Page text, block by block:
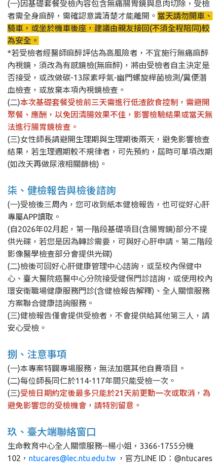
(一)因基礎套餐受檢內容包含無痛腸胃鏡與息肉切除，受檢
者需全身麻醉，需確認意識清楚才能離開。 當天請勿開車、
騎車，或坐於機車後座，建議由親友接回(不須全程陪同)較
為安全。
*若受檢者經醫師麻醉評估為高風險者，不宜施行無痛麻醉
內視鏡，須改為有感鏡檢(無麻醉)，將由受檢者自主決定是
否接受，或改做碳-13尿素呼氣-幽門螺旋桿菌檢測/糞便潛
血檢查，或放棄本項內視鏡檢查。
(二)本次基礎套餐受檢前三天需進行低渣飲食控制，需避開
聚餐、應酬，以免因清腸效果不佳，影響檢驗結果或當天無
法進行腸胃鏡檢查。
(三)女性師長請避開生理期與生理期後兩天，避免影響檢查
結果，若生理週期較不規律者，可先預約，屆時可單項改期
(如改天再做尿液相關篩檢)。
柒、健檢報告與檢後諮詢
(一)受檢後三周內，您可收到紙本健檢報告，也可從好心肝
專屬APP讀取。
(自2026年02月起，第一階段基礎項目(含腸胃鏡)部分不提
供光碟，若您是因為轉診需要，可與好心肝申請。第二階段
影像醫學檢查部分會提供光碟)
(二)檢後可回好心肝健康管理中心諮詢，或至校內保健中
心、臺大醫院癌醫中心分院接受健保門診諮詢，或使用校內
環安衛職場健康服務門診(含健檢報告解釋)、全人關懷服務
方案聯合健康諮詢服務。
(三)健檢報告僅會提供受檢者，不會提供給其他第三人，請
安心受檢。
捌、注意事項
(一)本專案特闢專場服務，無法加選其他自費項目。
(二)每位師長同仁於114-117年間只能受檢一次。
(三)受檢日期約定後最多只能於21天前更動一次或取消，為
避免影響您的受檢機會，請特別留意。
玖、臺大端聯絡窗口
生命教育中心全人關懷服務--楊小姐，3366-1755分機
102， ntucares@lec.ntu.edu.tw ，官方LINE ID：@ntucares